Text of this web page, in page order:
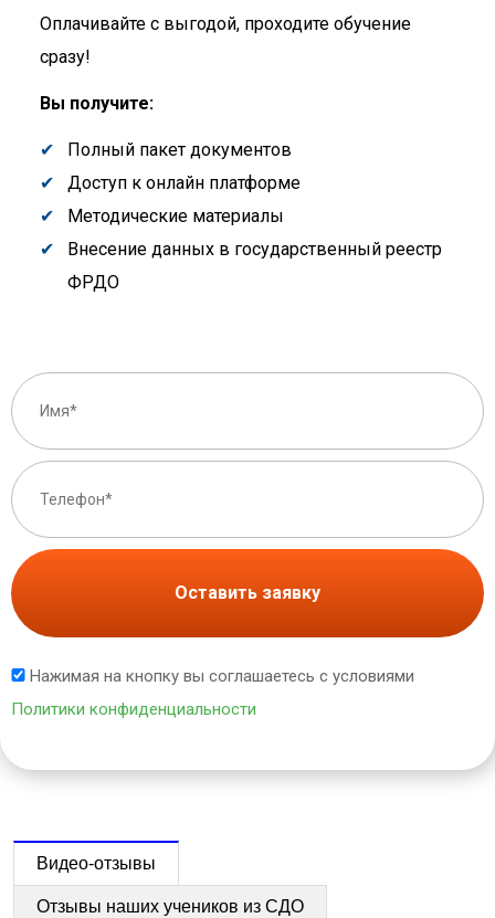
Оплачивайте с выгодой, проходите обучение
сразу!
Вы получите:
Полный пакет документов
Доступ к онлайн платформе
Методические материалы
Внесение данных в государственный реестр
ФРДО
Оставить заявку
Нажимая на кнопку вы соглашаетесь с условиями
Политики конфиденциальности
Видео-отзывы
Отзывы наших учеников из СДО